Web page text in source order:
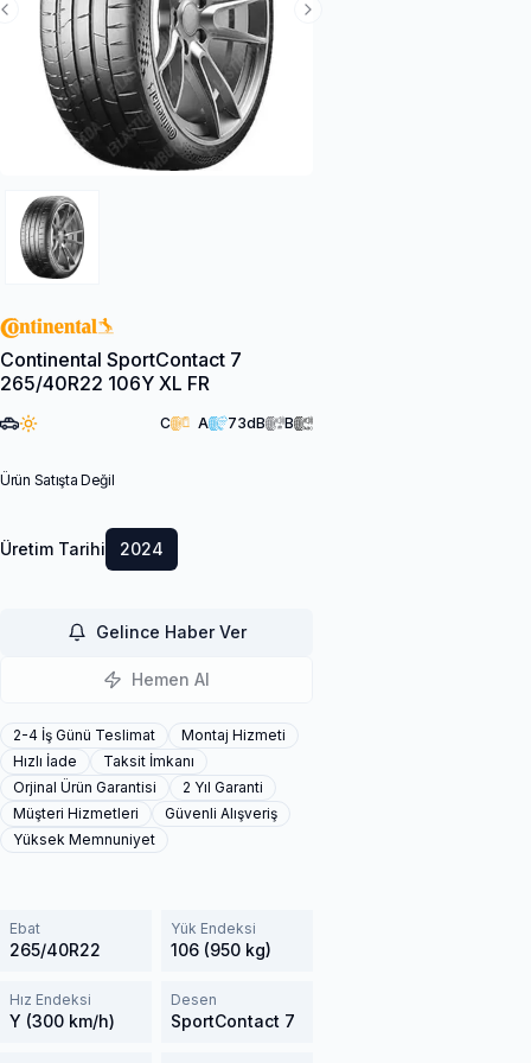
Next Slide
Previous Slide
Continental SportContact 7
265/40R22 106Y XL FR
C A 73dB B
Ürün Satışta Değil
Üretim Tarihi 2024
Gelince Haber Ver
Hemen Al
2-4 İş Günü Teslimat
Montaj Hizmeti
Hızlı İade
Taksit İmkanı
Orjinal Ürün Garantisi
2 Yıl Garanti
Müşteri Hizmetleri
Güvenli Alışveriş
Yüksek Memnuniyet
Ebat
265/40R22
Yük Endeksi
106 (950 kg)
Hız Endeksi
Y (300 km/h)
Desen
SportContact 7